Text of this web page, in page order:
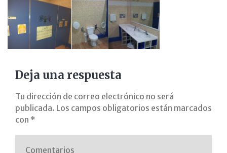
aseos
avanza
con
pimile
gabinete
psicopedagogia
madrid
Deja una respuesta
Tu dirección de correo electrónico no será
publicada. Los campos obligatorios están marcados
con *